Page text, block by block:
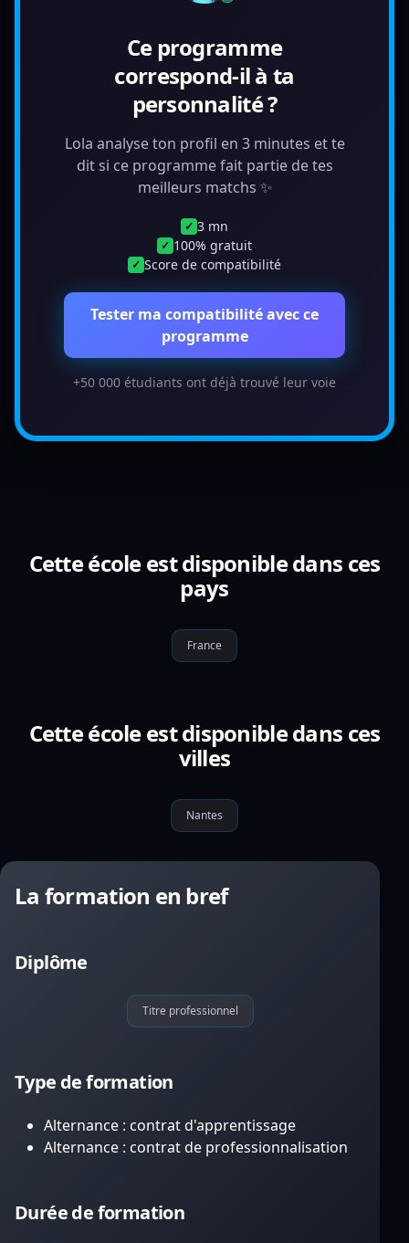
Ce programme
correspond-il à ta
personnalité ?
Lola analyse ton profil en 3 minutes et te
dit si ce programme fait partie de tes
meilleurs matchs ✨
✓ 3 mn
✓ 100% gratuit
✓ Score de compatibilité
Tester ma compatibilité avec ce
programme
+50 000 étudiants ont déjà trouvé leur voie
Cette école est disponible dans ces
pays
France
Cette école est disponible dans ces
villes
Nantes
La formation en bref
Diplôme
Titre professionnel
Type de formation
Alternance : contrat d'apprentissage
Alternance : contrat de professionnalisation
Durée de formation